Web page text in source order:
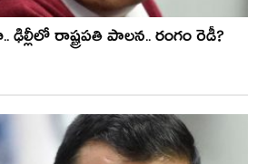
ఢిల్లీలో రాష్ట్ర‌ప‌తి పాల‌న‌.. రంగం రెడీ?